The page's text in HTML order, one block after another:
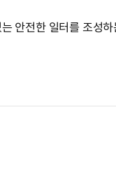
안전한 일터를 조성